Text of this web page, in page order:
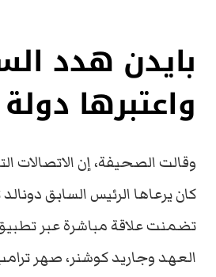
بايدن هدد
واعتبرها
وقالت الصحيفة، إن الاتصالات
كان يرعاها الرئيس السابق
تضمنت علاقة مباشرة عبر
العهد وجاريد كوشنر، صهر